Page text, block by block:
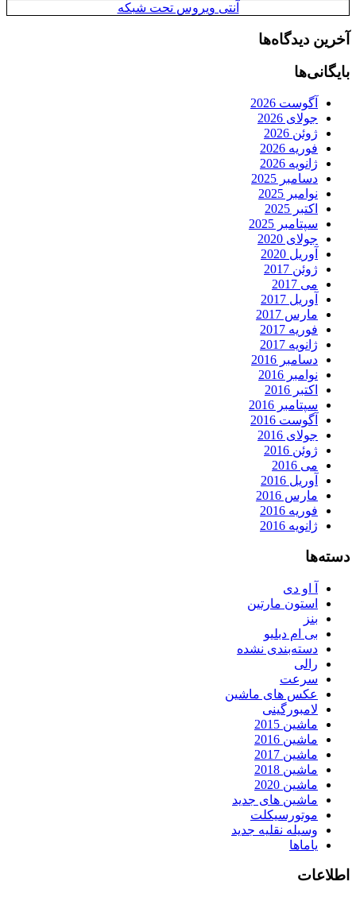
آنتی ویروس تحت شبکه
آخرین دیدگاه‌ها
بایگانی‌ها
آگوست 2026
جولای 2026
ژوئن 2026
فوریه 2026
ژانویه 2026
دسامبر 2025
نوامبر 2025
اکتبر 2025
سپتامبر 2025
جولای 2020
آوریل 2020
ژوئن 2017
می 2017
آوریل 2017
مارس 2017
فوریه 2017
ژانویه 2017
دسامبر 2016
نوامبر 2016
اکتبر 2016
سپتامبر 2016
آگوست 2016
جولای 2016
ژوئن 2016
می 2016
آوریل 2016
مارس 2016
فوریه 2016
ژانویه 2016
دسته‌ها
آ او دی
استون مارتین
بنز
بی ام دبلیو
دسته‌بندی نشده
رالی
سرعت
عکس های ماشین
لامبورگینی
ماشین 2015
ماشین 2016
ماشین 2017
ماشین 2018
ماشین 2020
ماشین های جدید
موتورسیکلت
وسیله نقلیه جدید
یاماها
اطلاعات